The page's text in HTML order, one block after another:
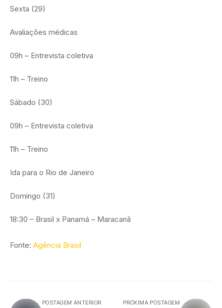
Sexta (29)
Avaliações médicas
09h – Entrevista coletiva
11h – Treino
Sábado (30)
09h – Entrevista coletiva
11h – Treino
Ida para o Rio de Janeiro
Domingo (31)
18:30 – Brasil x Panamá – Maracanã
Fonte: Agência Brasil
POSTAGEM ANTERIOR PRÓXIMA POSTAGEM